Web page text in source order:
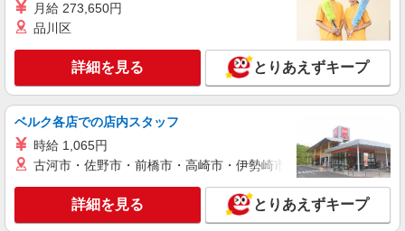
キープ 詳細を見る
アルバイト パート
すき家 岡崎法性寺店
すき家の店舗スタッフ（接客・調理・清掃な
ど）
時給1,538円
愛知県岡崎市法性寺町柳ノ内36-1
キープ 詳細を見る
月給 273,650円
品川区
詳細を見る とりあえずキープ
ベルク各店での店内スタッフ
時給 1,065円
古河市・佐野市・前橋市・高崎市・伊勢崎市・太田市・館林市
詳細を見る とりあえずキープ